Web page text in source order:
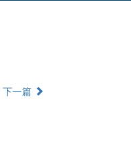
下一篇